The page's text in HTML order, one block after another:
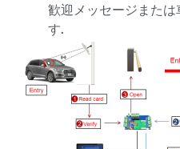
歓迎メッセージまた
す.